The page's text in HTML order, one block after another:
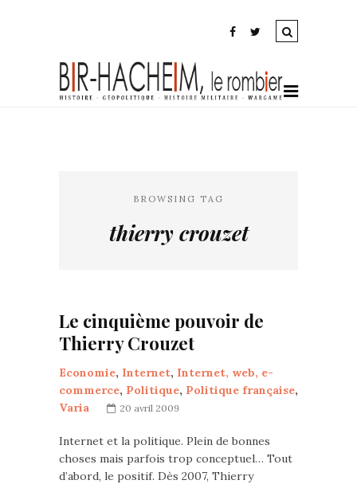
BROWSING TAG
thierry crouzet
Le cinquième pouvoir de
Thierry Crouzet
Economie, Internet, Internet, web, e-
commerce, Politique, Politique française,
Varia
20 avril 2009
Internet et la politique. Plein de bonnes
choses mais parfois trop conceptuel… Tout
d’abord, le positif. Dès 2007, Thierry